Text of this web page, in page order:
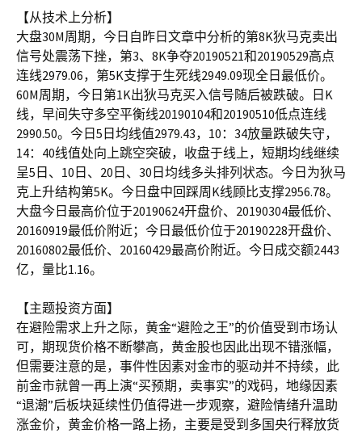
【从技术上分析】
大盘30M周期，今日自昨日文章中分析的第8K狄马克卖出
信号处震荡下挫，第3、8K争夺20190521和20190529高点
连线2979.06，第5K支撑于生死线2949.09现全日最低价。
60M周期，今日第1K出狄马克买入信号随后被跌破。日K
线，早间失守多空平衡线20190104和20190510低点连线
2990.50。今日5日均线值2979.43，10：34放量跌破失守，
14：40线值处向上跳空突破，收盘于线上，短期均线继续
呈5日、10日、20日、30日均线多头排列状态。今日为狄马
克上升结构第5K。今日盘中回踩周K线顾比支撑2956.78。
大盘今日最高价位于20190624开盘价、20190304最低价、
20160919最低价附近；今日最低价位于20190228开盘价、
20160802最低价、20160429最高价附近。今日成交额2443
亿，量比1.16。
【主题投资方面】
在避险需求上升之际，黄金“避险之王”的价值受到市场认
可，期现货价格不断攀高，黄金股也因此出现不错涨幅，
但需要注意的是，事件性因素对金市的驱动并不持续，此
前金市就曾一再上演“买预期，卖事实”的戏码，地缘因素
“退潮”后板块延续性仍值得进一步观察，避险情绪升温助
涨金价，黄金价格一路上扬，主要是受到多国央行释放货